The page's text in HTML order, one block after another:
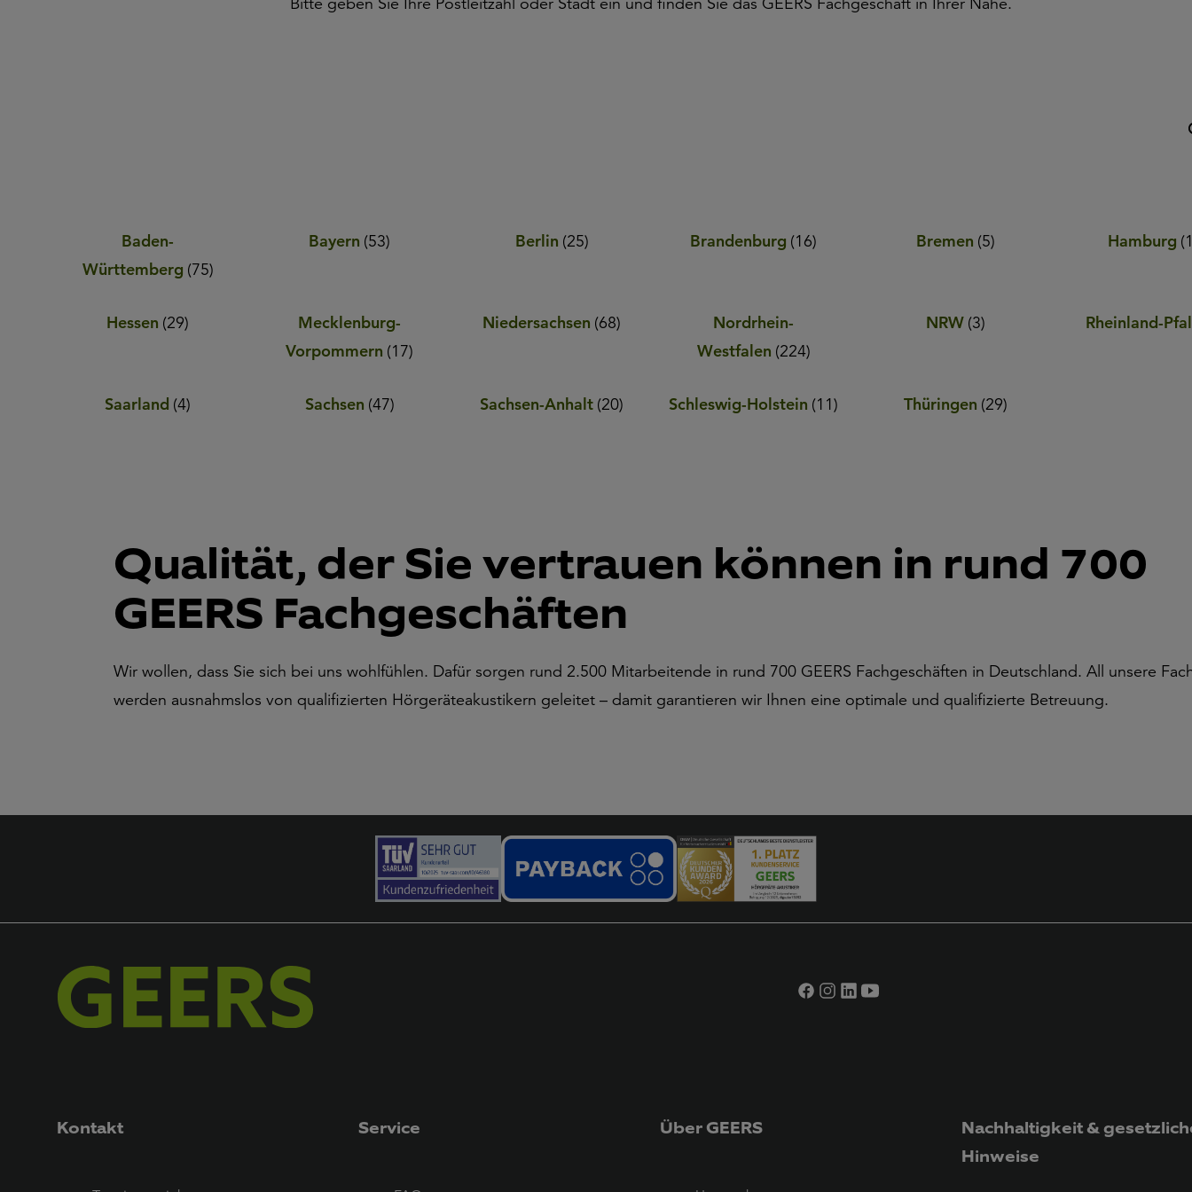
Baden-
Württemberg (75)
Bayern (53) Berlin (25) Brandenburg (16) Bremen (5) Hamburg (
Hessen (29)
Mecklenburg-
Vorpommern (17)
Niedersachsen (68)
Nordrhein-
Westfalen (224)
NRW (3) Rheinland-
Saarland (4) Sachsen (47) Sachsen-Anhalt (20) Schleswig-Holstein (11) Thüringen (29)
Qualität, der Sie vertrauen können in rund 700
GEERS Fachgeschäften
Wir wollen, dass Sie sich bei uns wohlfühlen. Dafür sorgen rund 2.500 Mitarbeitende in rund 700 GEERS Fachgeschäften in Deutschland. All unsere
werden ausnahmslos von qualifizierten Hörgeräteakustikern geleitet – damit garantieren wir Ihnen eine optimale und qualifizierte Betreuung.
Kontakt Service Über GEERS
Nachhaltigkeit &
Hinweise